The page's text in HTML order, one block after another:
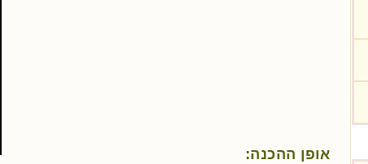
אופן ההכנה: